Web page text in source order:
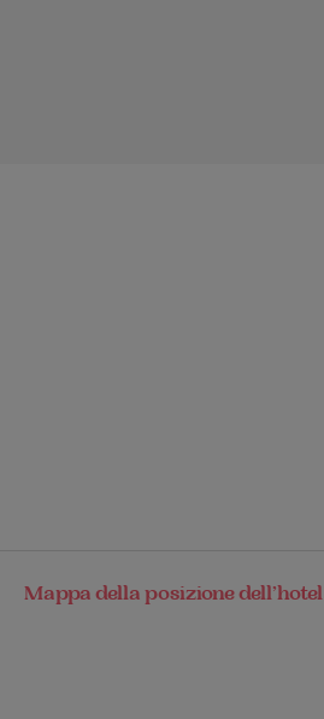
Mappa della posizione dell’hotel